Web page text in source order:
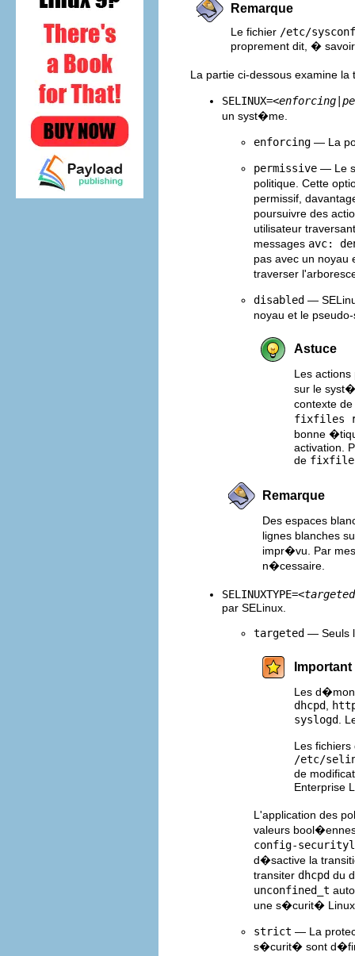
Remarque
Le fichier /etc/
proprement dit, �
La partie ci-dessous examine
SELINUX=<
un syst�me.
enforcing — La
permissive — Le
politique. Cette
permissif,
poursuivre des
utilisateur
messages avc:
pas avec un
traverser
disabled —
noyau et le
Astuce
Les
sur le
contexte
fixfiles
bonne
activation.
de
Remarque
Des espaces
lignes blanches
impr�vu. Par
n�cessaire.
SELINUXTYPE=<
par SELinux.
targeted — Seuls
Important
Les
dhcpd
syslogd
.
Les
/etc/
de
Enterprise
L'application des
valeurs
config-
d�sactive la
transiter dhcpd du
unconfined_t
une s�curit� Linux
strict — La
s�curit� sont